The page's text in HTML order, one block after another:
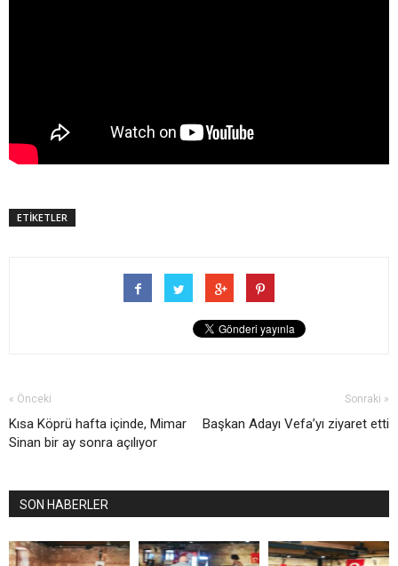
ETİKETLER
« Önceki
Kısa Köprü hafta içinde, Mimar
Sinan bir ay sonra açılıyor
Sonraki »
Başkan Adayı Vefa’yı ziyaret etti
SON HABERLER